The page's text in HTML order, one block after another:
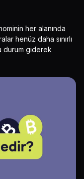
her alanında
henüz daha sınırlı
durum giderek